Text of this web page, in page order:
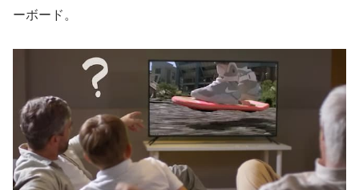
ーボード。